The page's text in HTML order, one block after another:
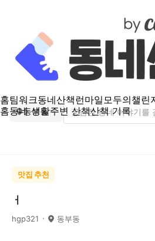
홈팀워크동네산책런마일모두의챌린
홈동네 생활주변 산책산책 기록
동부동
맛집 추천
ㅓ
hgp321 동부동